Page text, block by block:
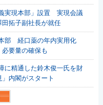
実現本部」設置 実現会議
拓子副社長が就任
部 経口薬の年内実用化
必要量の確保も
精通した鈴木俊一氏を財
内閣がスタート